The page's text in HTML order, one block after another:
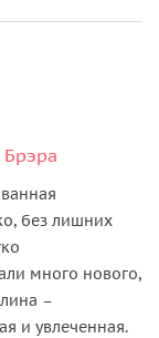
без лишних
много нового,
–
и увлеченная.